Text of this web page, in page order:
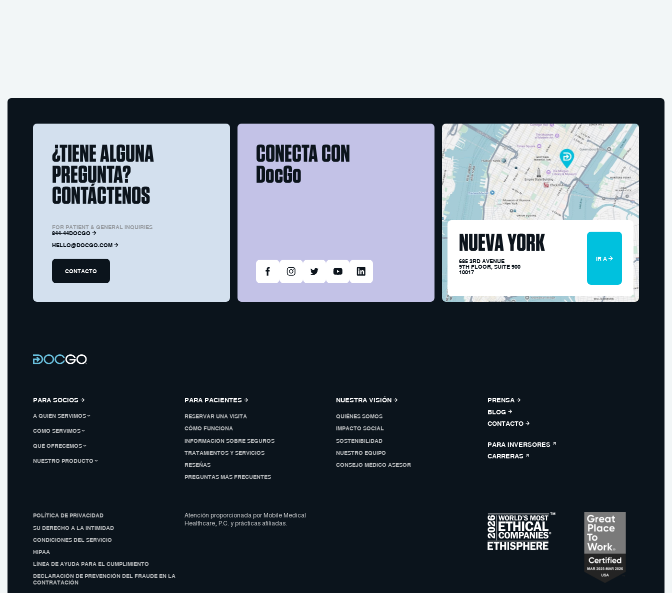
¿TIENE ALGUNA
PREGUNTA?
CONTÁCTENOS
FOR PATIENT & GENERAL INQUIRIES
844-44DOCGO
HELLO@DOCGO.COM
CONTACTO
CONECTA CON
DocGo
NUEVA YORK
685 3RD AVENUE
9TH FLOOR, SUITE 900
10017
IR A
PARA SOCIOS
A QUIÉN SERVIMOS
CÓMO SERVIMOS
QUÉ OFRECEMOS
NUESTRO PRODUCTO
PARA PACIENTES
RESERVAR UNA VISITA
CÓMO FUNCIONA
INFORMACIÓN SOBRE SEGUROS
TRATAMIENTOS Y SERVICIOS
RESEÑAS
PREGUNTAS MÁS FRECUENTES
NUESTRA VISIÓN
QUIÉNES SOMOS
IMPACTO SOCIAL
SOSTENIBILIDAD
NUESTRO EQUIPO
CONSEJO MÉDICO ASESOR
PRENSA
BLOG
CONTACTO
PARA INVERSORES
CARRERAS
POLÍTICA DE PRIVACIDAD
SU DERECHO A LA INTIMIDAD
CONDICIONES DEL SERVICIO
HIPAA
LÍNEA DE AYUDA PARA EL CUMPLIMIENTO
DECLARACIÓN DE PREVENCIÓN DEL FRAUDE EN LA
CONTRATACIÓN
Atención proporcionada por Mobile Medical
Healthcare, P.C. y prácticas afiliadas.